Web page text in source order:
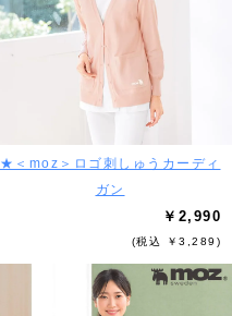
★＜moz＞ロゴ刺しゅうカーディ
ガン
￥2,990
(税込 ￥3,289)